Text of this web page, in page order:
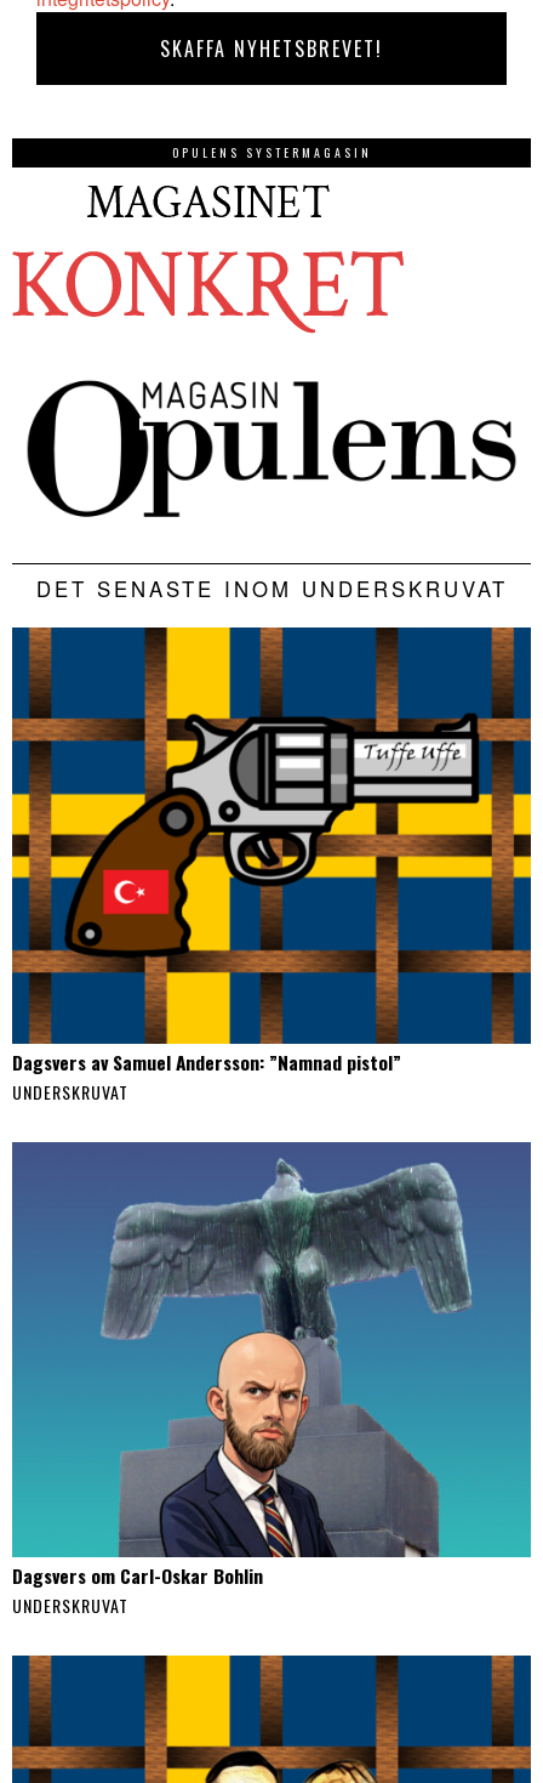
OPULENS SYSTERMAGASIN
DET SENASTE INOM UNDERSKRUVAT
Dagsvers av Samuel Andersson: ”Namnad pistol”
UNDERSKRUVAT
Dagsvers om Carl-Oskar Bohlin
UNDERSKRUVAT